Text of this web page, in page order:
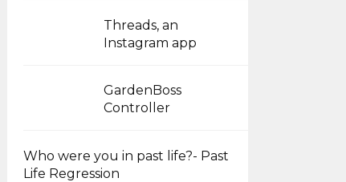
Threads, an
Instagram app
GardenBoss
Controller
Who were you in past life?- Past
Life Regression